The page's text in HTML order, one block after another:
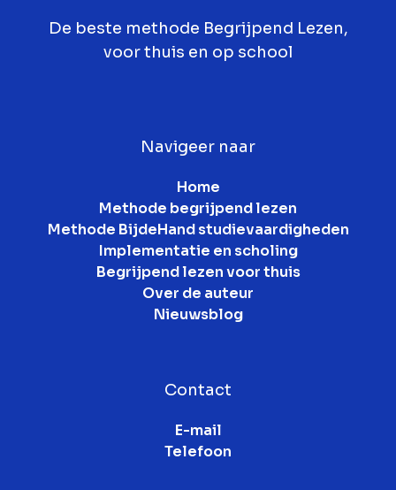
De beste methode Begrijpend Lezen,
voor thuis en op school
Navigeer naar
Home
Methode begrijpend lezen
Methode BijdeHand studievaardigheden
Implementatie en scholing
Begrijpend lezen voor thuis
Over de auteur
Nieuwsblog
Contact
E-mail
Telefoon